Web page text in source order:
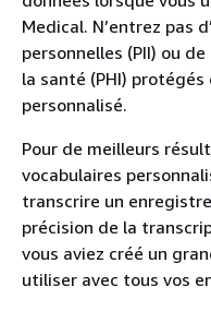
Medical. N’entrez pas
personnelles (PII) ou
la santé (PHI)
personnalisé.
Pour de meilleurs
vocabulaires
transcrire un
précision de la
vous aviez créé un
utiliser avec tous vos